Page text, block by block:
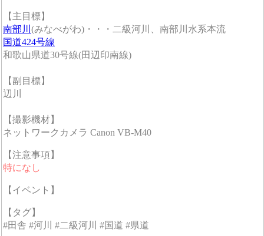
【主目標】
南部川 (みなべがわ)・・・二級河川、南部川水系本流
国道424号線
和歌山県道30号線(田辺印南線)
【副目標】
辺川
【撮影機材】
ネットワークカメラ Canon VB-M40
【注意事項】
特になし
【イベント】
【タグ】
#田舎 #河川 #二級河川 #国道 #県道